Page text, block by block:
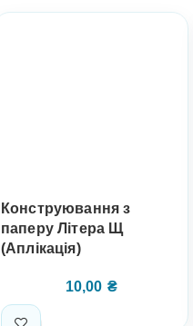
Конструювання з
паперу Літера Щ
(Аплікація)
10,00 ₴